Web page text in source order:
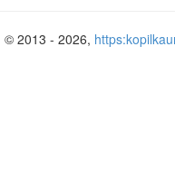
© 2013 - 2026,